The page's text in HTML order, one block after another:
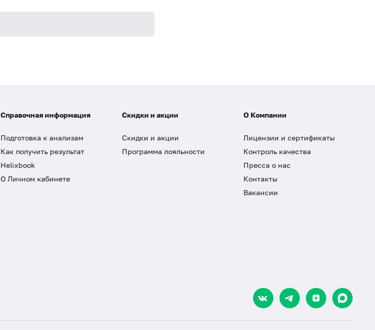
Справочная информация
Подготовка к анализам
Как получить результат
Helixbook
О Личном кабинете
Скидки и акции
Скидки и акции
Программа лояльности
О Компании
Лицензии и сертификаты
Контроль качества
Пресса о нас
Контакты
Вакансии